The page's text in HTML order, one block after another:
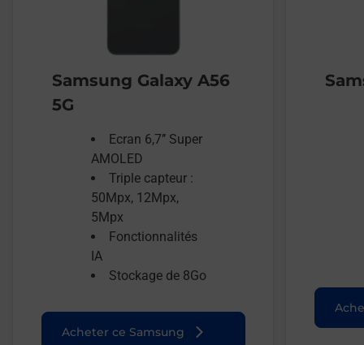
Samsung Galaxy A56
5G
Ecran 6,7’’ Super
AMOLED
Triple capteur :
50Mpx, 12Mpx,
5Mpx
Fonctionnalités
IA
Stockage de 8Go
Acheter ce Samsung